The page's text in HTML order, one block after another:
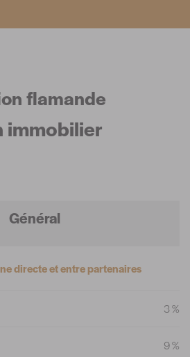
flamande
immobilier
Général
directe et entre partenaires
3 %
9 %